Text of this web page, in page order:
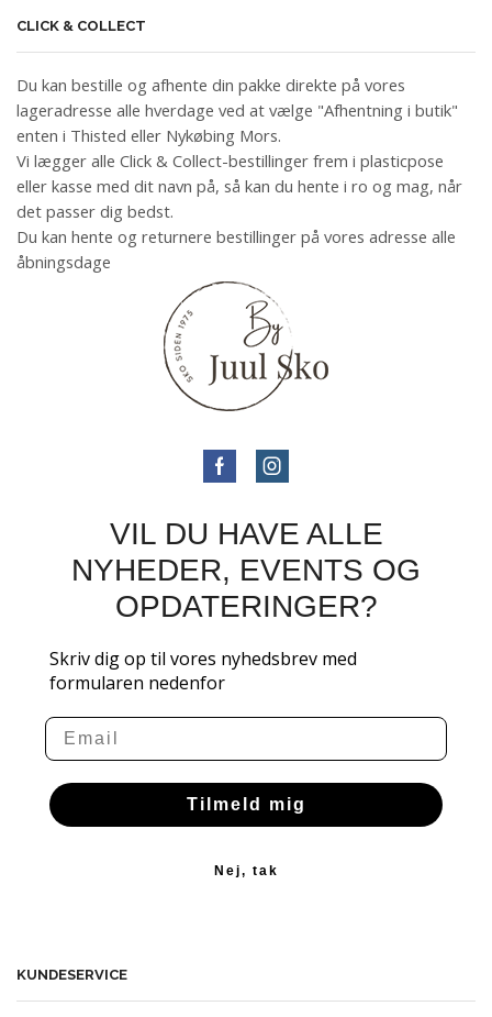
CLICK & COLLECT
Du kan bestille og afhente din pakke direkte på vores
lageradresse alle hverdage ved at vælge "Afhentning i butik"
enten i Thisted eller Nykøbing Mors.
Vi lægger alle Click & Collect-bestillinger frem i plasticpose
eller kasse med dit navn på, så kan du hente i ro og mag, når
det passer dig bedst.
Du kan hente og returnere bestillinger på vores adresse alle
åbningsdage
VIL DU HAVE ALLE
NYHEDER, EVENTS OG
OPDATERINGER?
Skriv dig op til vores nyhedsbrev med
formularen nedenfor
Email
Tilmeld mig
Nej, tak
KUNDESERVICE